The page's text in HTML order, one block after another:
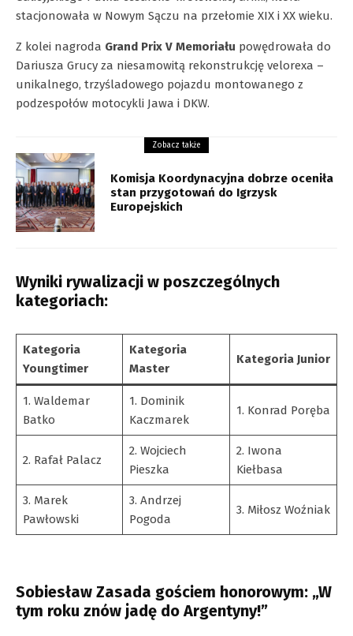
stacjonowała w Nowym Sączu na przełomie XIX i XX wieku.
Z kolei nagroda Grand Prix V Memoriału powędrowała do
Dariusza Grucy za niesamowitą rekonstrukcję velorexa –
unikalnego, trzyśladowego pojazdu montowanego z
podzespołów motocykli Jawa i DKW.
Zobacz także
Komisja Koordynacyjna dobrze oceniła
stan przygotowań do Igrzysk
Europejskich
Wyniki rywalizacji w poszczególnych
kategoriach:
Kategoria
Youngtimer
Kategoria
Master
Kategoria Junior
1. Waldemar
Batko
1. Dominik
Kaczmarek
1. Konrad Poręba
2. Rafał Palacz
2. Wojciech
Pieszka
2. Iwona
Kiełbasa
3. Marek
Pawłowski
3. Andrzej
Pogoda
3. Miłosz Woźniak
Sobiesław Zasada gościem honorowym: „W
tym roku znów jadę do Argentyny!”